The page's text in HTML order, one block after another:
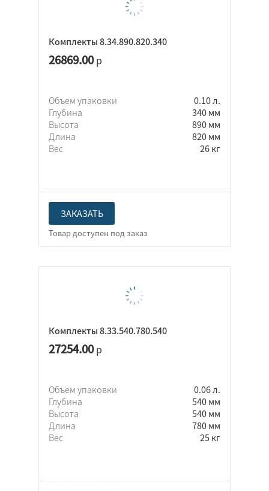
Комплекты 8.34.890.820.340
26869.00р
Объем упаковки
0.10 л.
Глубина
340 мм
Высота
890 мм
Длина
820 мм
Вес
26 кг
ЗАКАЗАТЬ
Комплекты 8.33.540.780.540
27254.00р
Объем упаковки
0.06 л.
Глубина
540 мм
Высота
540 мм
Длина
780 мм
Вес
25 кг